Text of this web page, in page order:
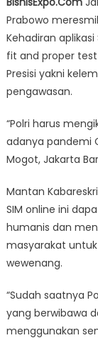
Prabowo
Kehadiran
fit and proper
Presisi yakni
pengawasan.
“Polri harus
adanya pandemi
Mogot, Jakarta
Mantan
SIM online ini
humanis dan
masyarakat
wewenang.
“Sudah saatnya
yang berwibawa
menggunakan